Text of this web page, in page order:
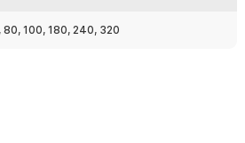
goresan tidak merata karena tekanan
80, 100, 180, 240, 320